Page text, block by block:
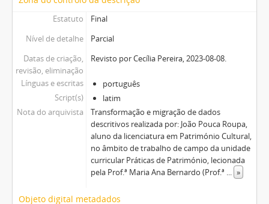
Estatuto
Final
Nível de detalhe
Parcial
Datas de criação,
revisão, eliminação
Revisto por Cecília Pereira, 2023-08-08.
Línguas e escritas
português
Script(s)
latim
Nota do arquivista
Transformação e migração de dados
descritivos realizada por: João Pouca Roupa,
aluno da licenciatura em Património Cultural,
no âmbito de trabalho de campo da unidade
curricular Práticas de Património, lecionada
pela Prof.ª Maria Ana Bernardo (Prof.ª ... »
Objeto digital metadados